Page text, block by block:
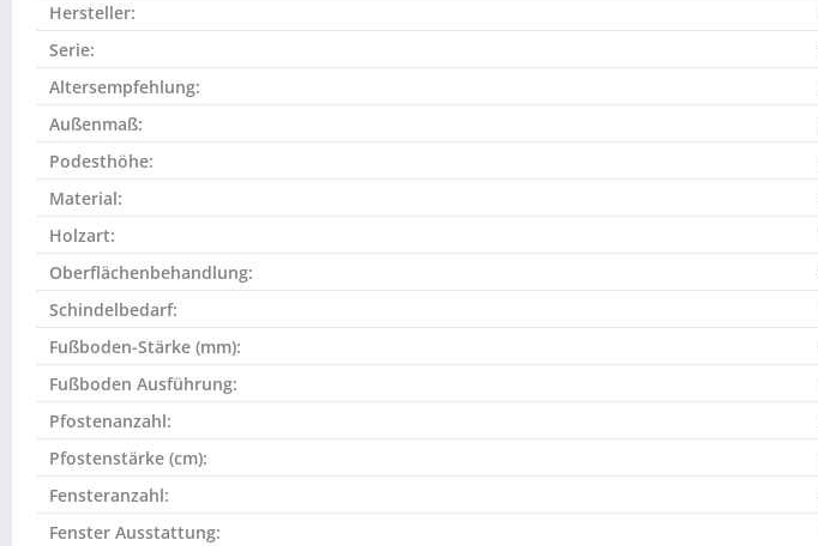
Hersteller:
Serie:
Altersempfehlung:
Außenmaß:
Podesthöhe:
Material:
Holzart:
Oberflächenbehandlung:
Schindelbedarf:
Fußboden-Stärke (mm):
Fußboden Ausführung:
Pfostenanzahl:
Pfostenstärke (cm):
Fensteranzahl:
Fenster Ausstattung: